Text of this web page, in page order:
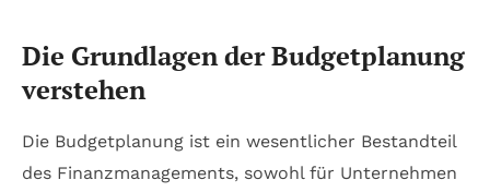
Die Grundlagen der Budgetplanung
verstehen
Die Budgetplanung ist ein wesentlicher Bestandteil
des Finanzmanagements, sowohl für Unternehmen